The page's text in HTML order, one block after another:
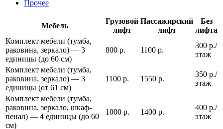
Прочее
Мебель
Грузовой
лифт
Пассажирский
лифт
Без
лифта
Комплект мебели (тумба,
раковина, зеркало) — 3
единицы (до 60 см)
800 р. 1100 р.
300 р./
этаж
Комплект мебели (тумба,
раковина, зеркало) — 3
единицы (от 61 см)
1100 р. 1550 р.
350 р./
этаж
Комплект мебели (тумба,
раковина, зеркало, шкаф-
пенал) — 4 единицы (до 60
см)
1000 р. 1400 р.
400 р./
этаж